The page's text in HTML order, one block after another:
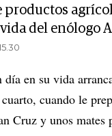
del enólogo
día en su vida
cuando le
Cruz y unos mates